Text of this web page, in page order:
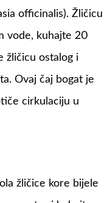
officinalis). Žličicu
vode, kuhajte 20
žličicu ostalog i
Ovaj čaj bogat je
cirkulaciju u
žličice kore bijele